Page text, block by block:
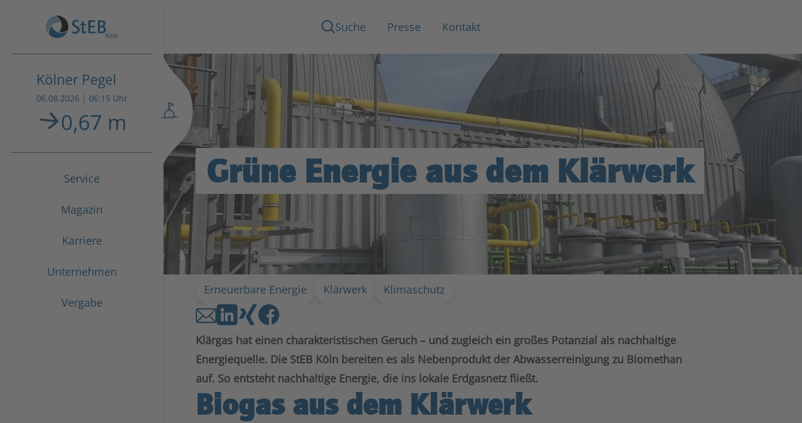
Suche Presse Kontakt
Kölner Pegel
06.08.2026 | 06:15 Uhr
0,67 m
Service
Magazin
Karriere
Unternehmen
Vergabe
Grüne Energie aus dem Klärwerk
Erneuerbare Energie Klärwerk Klimaschutz
Klärgas hat einen charakteristischen Geruch – und zugleich ein großes Potanzial als nachhaltige
Energiequelle. Die StEB Köln bereiten es als Nebenprodukt der Abwasserreinigung zu Biomethan
auf. So entsteht nachhaltige Energie, die ins lokale Erdgasnetz fließt.
Biogas aus dem Klärwerk